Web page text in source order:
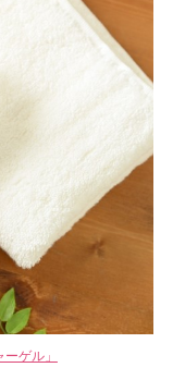
ゲル」